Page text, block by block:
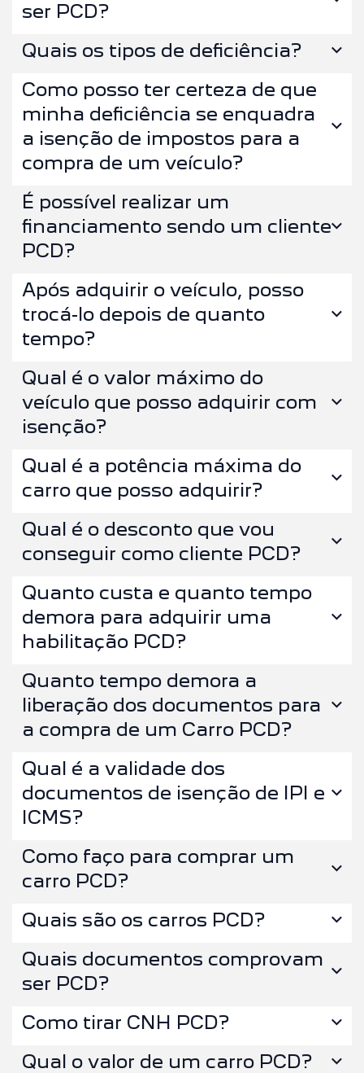
ser PCD?
Quais os tipos de deficiência?
Como posso ter certeza de que
minha deficiência se enquadra
a isenção de impostos para a
compra de um veículo?
É possível realizar um
financiamento sendo um cliente
PCD?
Após adquirir o veículo, posso
trocá-lo depois de quanto
tempo?
Qual é o valor máximo do
veículo que posso adquirir com
isenção?
Qual é a potência máxima do
carro que posso adquirir?
Qual é o desconto que vou
conseguir como cliente PCD?
Quanto custa e quanto tempo
demora para adquirir uma
habilitação PCD?
Quanto tempo demora a
liberação dos documentos para
a compra de um Carro PCD?
Qual é a validade dos
documentos de isenção de IPI e
ICMS?
Como faço para comprar um
carro PCD?
Quais são os carros PCD?
Quais documentos comprovam
ser PCD?
Como tirar CNH PCD?
Qual o valor de um carro PCD?